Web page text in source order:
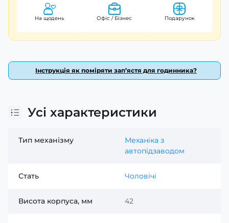
На щодень Офіс / Бізнес Подарунок
Інструкція як поміряти зап’ястя для годинника?
Усі характеристики
Тип механізму
Механіка з
автопідзаводом
Стать Чоловічі
Висота корпуса, мм 42